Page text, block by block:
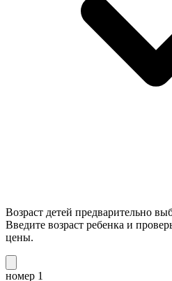
Возраст детей предварительно
Введите возраст ребенка и
цены.
номер 1